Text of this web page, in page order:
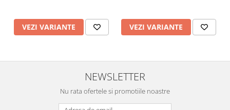
VEZI VARIANTE VEZI VARIANTE
NEWSLETTER
Nu rata ofertele si promotiile noastre